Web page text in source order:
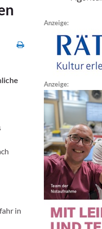
in
Anzeige:
Anzeige: